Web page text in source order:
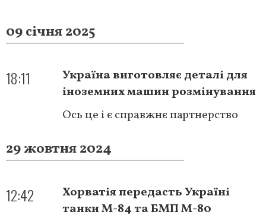
09 січня 2025
18:11
Україна виготовляє деталі для
іноземних машин розмінування
Ось це і є справжнє партнерство
29 жовтня 2024
12:42
Хорватія передасть Україні
танки М-84 та БМП М-80